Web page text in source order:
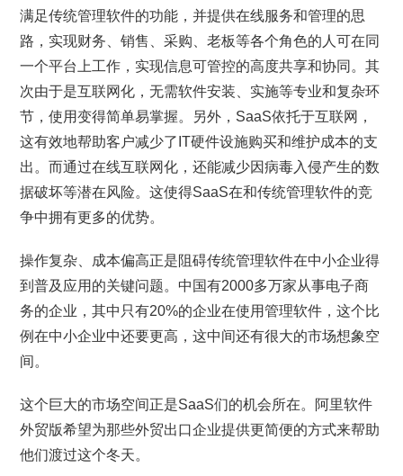
满足传统管理软件的功能，并提供在线服务和管理的思
路，实现财务、销售、采购、老板等各个角色的人可在同
一个平台上工作，实现信息可管控的高度共享和协同。其
次由于是互联网化，无需软件安装、实施等专业和复杂环
节，使用变得简单易掌握。另外，SaaS依托于互联网，
这有效地帮助客户减少了IT硬件设施购买和维护成本的支
出。而通过在线互联网化，还能减少因病毒入侵产生的数
据破坏等潜在风险。这使得SaaS在和传统管理软件的竞
争中拥有更多的优势。
操作复杂、成本偏高正是阻碍传统管理软件在中小企业得
到普及应用的关键问题。中国有2000多万家从事电子商
务的企业，其中只有20%的企业在使用管理软件，这个比
例在中小企业中还要更高，这中间还有很大的市场想象空
间。
这个巨大的市场空间正是SaaS们的机会所在。阿里软件
外贸版希望为那些外贸出口企业提供更简便的方式来帮助
他们渡过这个冬天。